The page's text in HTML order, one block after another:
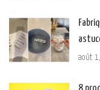
août